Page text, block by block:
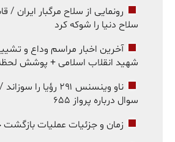
رونمایی از سلاح مرگبار ایران /
سلاح دنیا را شوکه کرد
آخرین اخبار مراسم وداع و
شهید انقلاب اسلامی + پوشش
سوال درباره پرواز ۶۵۵
زمان و جزئیات عملیات